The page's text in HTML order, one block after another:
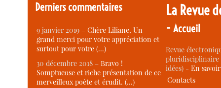
Derniers commentaires
9 janvier 2019 –Chère Liliane, Un
grand merci pour votre appréciation et
surtout pour votre (…)
30 décembre 2018 –Bravo !
Somptueuse et riche présentation de ce
merveilleux poète et érudit. (…)
La Revue
-Accueil
Revue
idées) -En
Contacts